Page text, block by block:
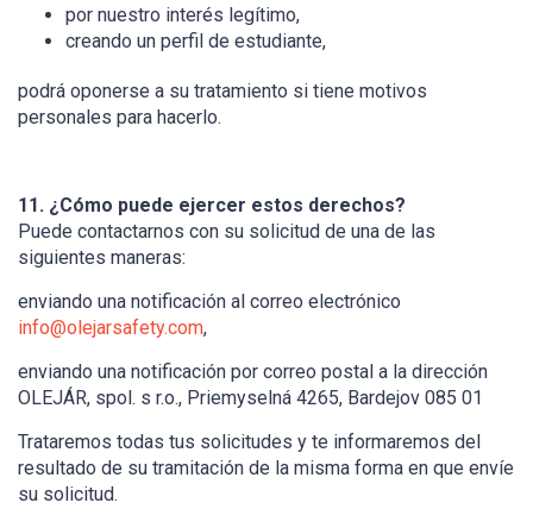
por nuestro interés legítimo,
creando un perfil de estudiante,
podrá oponerse a su tratamiento si tiene motivos
personales para hacerlo.
11. ¿Cómo puede ejercer estos derechos?
Puede contactarnos con su solicitud de una de las
siguientes maneras:
enviando una notificación al correo electrónico
info@olejarsafety.com,
enviando una notificación por correo postal a la dirección
OLEJÁR, spol. s r.o., Priemyselná 4265, Bardejov 085 01
Trataremos todas tus solicitudes y te informaremos del
resultado de su tramitación de la misma forma en que envíe
su solicitud.